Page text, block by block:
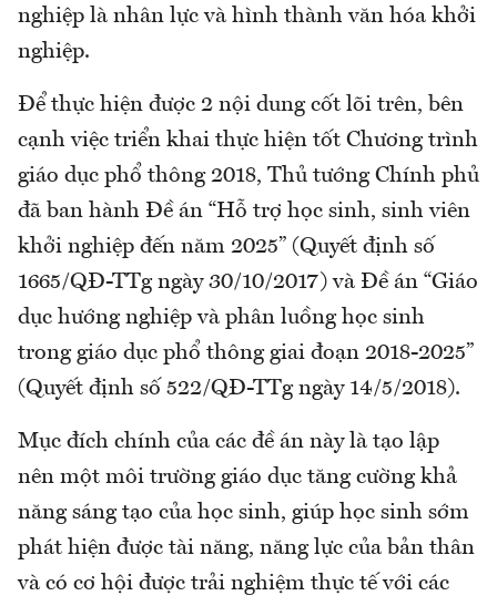
nghiệp là nhân lực và hình thành văn hóa khởi
nghiệp.
Để thực hiện được 2 nội dung cốt lõi trên, bên
cạnh việc triển khai thực hiện tốt Chương trình
giáo dục phổ thông 2018, Thủ tướng Chính phủ
đã ban hành Đề án “Hỗ trợ học sinh, sinh viên
khởi nghiệp đến năm 2025” (Quyết định số
1665/QĐ-TTg ngày 30/10/2017) và Đề án “Giáo
dục hướng nghiệp và phân luồng học sinh
trong giáo dục phổ thông giai đoạn 2018-2025”
(Quyết định số 522/QĐ-TTg ngày 14/5/2018).
Mục đích chính của các đề án này là tạo lập
nên một môi trường giáo dục tăng cường khả
năng sáng tạo của học sinh, giúp học sinh sớm
phát hiện được tài năng, năng lực của bản thân
và có cơ hội được trải nghiệm thực tế với các